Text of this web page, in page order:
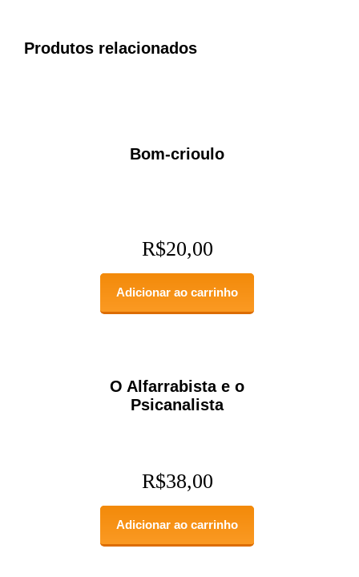
Produtos relacionados
Bom-crioulo
R$20,00
Adicionar ao carrinho
O Alfarrabista e o
Psicanalista
R$38,00
Adicionar ao carrinho